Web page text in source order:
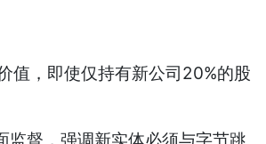
值，即使仅持有新公司20%的股